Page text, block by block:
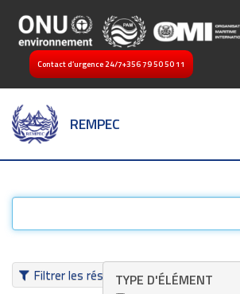
Contact d’urgence 24/7+356 79 50 50 11
REMPEC
Filtrer les résultatsTYPE D'ÉLÉMENT